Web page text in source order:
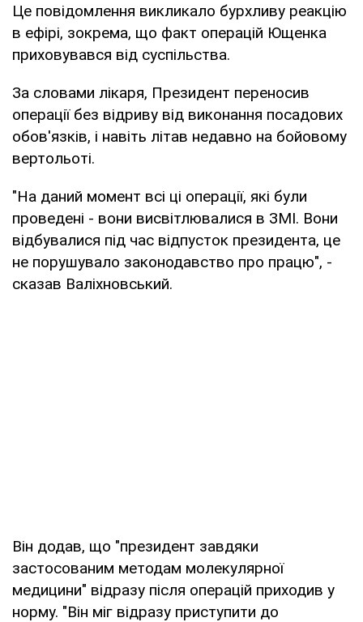
Це повідомлення викликало бурхливу реакцію
в ефірі, зокрема, що факт операцій Ющенка
приховувався від суспільства.
За словами лікаря, Президент переносив
операції без відриву від виконання посадових
обов'язків, і навіть літав недавно на бойовому
вертольоті.
"На даний момент всі ці операції, які були
проведені - вони висвітлювалися в ЗМІ. Вони
відбувалися під час відпусток президента, це
не порушувало законодавство про працю", -
сказав Валіхновський.
Він додав, що "президент завдяки
застосованим методам молекулярної
медицини" відразу після операцій приходив у
норму. "Він міг відразу приступити до